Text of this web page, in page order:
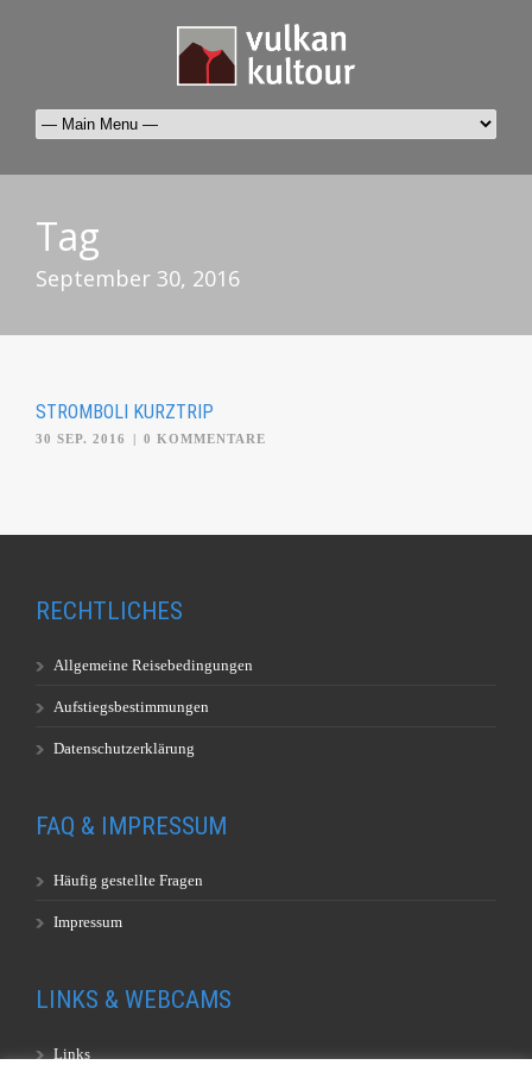
Tag
September 30, 2016
STROMBOLI KURZTRIP
30 SEP. 2016 0 KOMMENTARE
RECHTLICHES
Allgemeine Reisebedingungen
Aufstiegsbestimmungen
Datenschutzerklärung
FAQ & IMPRESSUM
Häufig gestellte Fragen
Impressum
LINKS & WEBCAMS
Links